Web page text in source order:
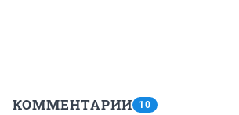
КОММЕНТАРИИ 10